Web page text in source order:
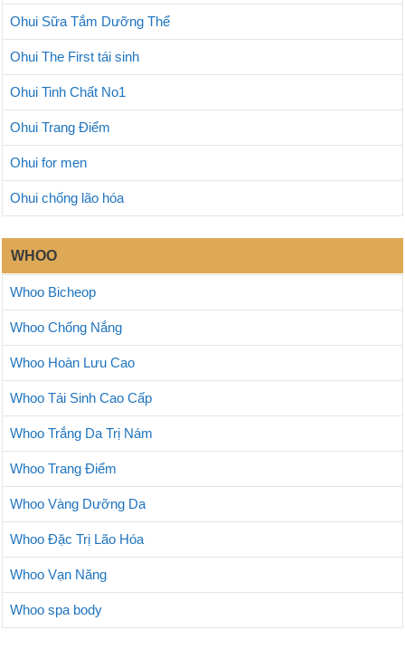
Ohui Sữa Tắm Dưỡng Thể
Ohui The First tái sinh
Ohui Tinh Chất No1
Ohui Trang Điểm
Ohui for men
Ohui chống lão hóa
WHOO
Whoo Bicheop
Whoo Chống Nắng
Whoo Hoàn Lưu Cao
Whoo Tái Sinh Cao Cấp
Whoo Trắng Da Trị Nám
Whoo Trang Điểm
Whoo Vàng Dưỡng Da
Whoo Đặc Trị Lão Hóa
Whoo Vạn Năng
Whoo spa body